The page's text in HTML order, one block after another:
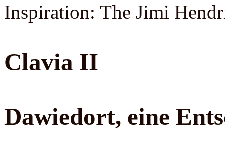
Inspiration: The Jimi
Clavia II
Dawiedort, eine